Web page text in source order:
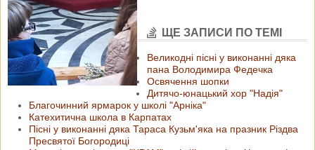
ЩЕ ЗАПИСИ ПО ТЕМІ
Великодні пісні у виконанні дяка
пана Володимира Федечка
Освячення шопки
Дитячо-юнацький хор "Надія"
Благочинний ярмарок у школі "Арніка"
Катехитична школа в Карпатах
Пісні у виконанні дяка Тараса Кузьм'яка на празник Різдва
Пресвятої Богородиці